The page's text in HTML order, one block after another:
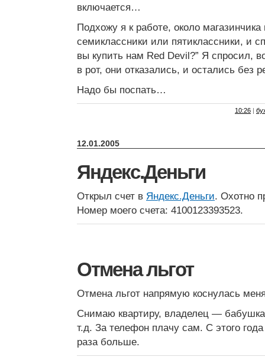
включается…
Подхожу я к работе, около
семиклассники или пятиклассники, и
вы купить нам Red Devil?” Я спросил,
в рот, они отказались, и остались без
Надо бы поспать…
10:26 |
12.01.2005
Яндекс.Деньги
Открыл счет в Яндекс.Деньги. Охотно
Номер моего счета: 4100123393523.
Отмена льгот
Отмена льгот напрямую коснулась
Снимаю квартиру, владелец —
т.д. За телефон плачу сам. С этого
раза больше.